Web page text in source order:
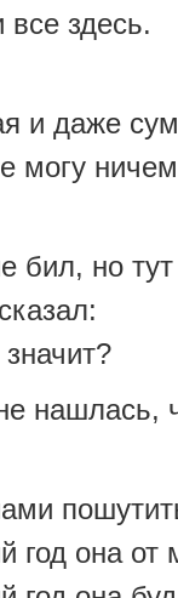
все здесь.
и даже
могу
бил, но
нашлась,
год она от